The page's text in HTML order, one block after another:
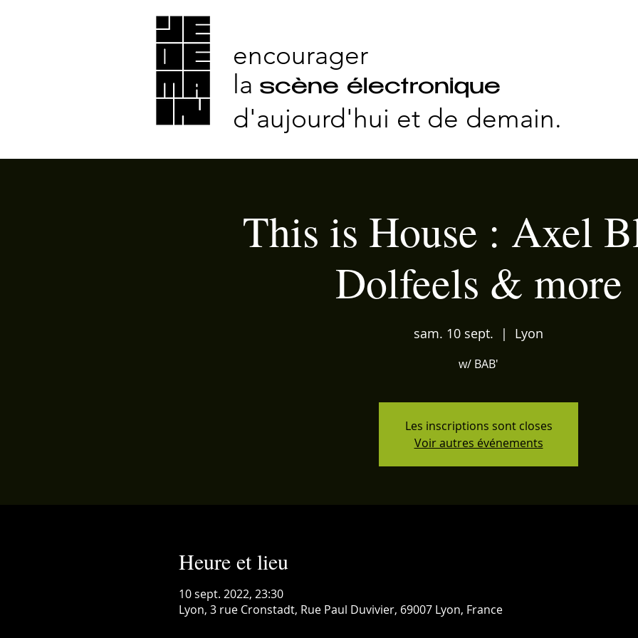
encourager
la scène électronique
d'aujourd'hui et de demain.
This is House : Axel
Dolfeels & more
sam. 10 sept.
  |
Lyon
w/ BAB'
Les inscriptions sont closes
Voir autres événements
Heure et lieu
10 sept. 2022, 23:30
Lyon, 3 rue Cronstadt, Rue Paul Duvivier, 69007 Lyon, France